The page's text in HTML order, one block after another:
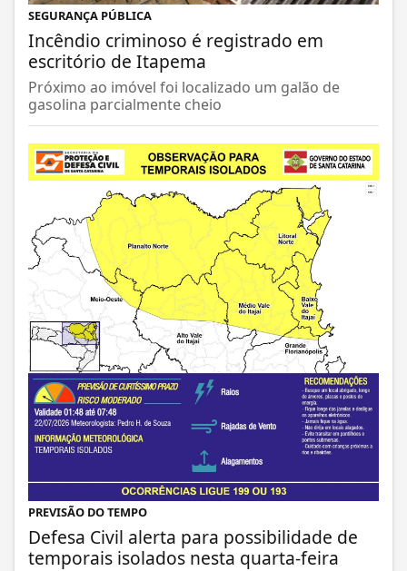
SEGURANÇA PÚBLICA
Incêndio criminoso é registrado em
escritório de Itapema
Próximo ao imóvel foi localizado um galão de
gasolina parcialmente cheio
PREVISÃO DO TEMPO
Defesa Civil alerta para possibilidade de
temporais isolados nesta quarta-feira